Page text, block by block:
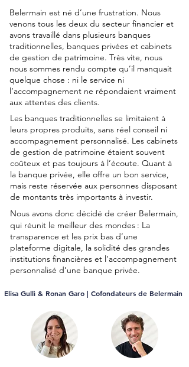
Belermain est né d’une frustration. Nous
venons tous les deux du secteur financier et
avons travaillé dans plusieurs banques
traditionnelles, banques privées et cabinets
de gestion de patrimoine. Très vite, nous
nous sommes rendu compte qu’il manquait
quelque chose : ni le service ni
l’accompagnement ne répondaient vraiment
aux attentes des clients.
Les banques traditionnelles se limitaient à
leurs propres produits, sans réel conseil ni
accompagnement personnalisé. Les cabinets
de gestion de patrimoine étaient souvent
coûteux et pas toujours à l’écoute. Quant à
la banque privée, elle offre un bon service,
mais reste réservée aux personnes disposant
de montants très importants à investir.
Nous avons donc décidé de créer Belermain,
qui réunit le meilleur des mondes : La
transparence et les prix bas d’une
plateforme digitale, la solidité des grandes
institutions financières et l’accompagnement
personnalisé d’une banque privée.
Elisa Gullì & Ronan Garo | Cofondateurs de Belermain